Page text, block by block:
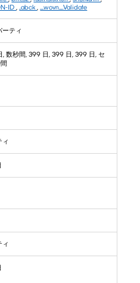
ID _abck __wovn__.Validate
ーティ
, 数秒間, 399 日, 399 日, 399 日, セ
ィ
ィ